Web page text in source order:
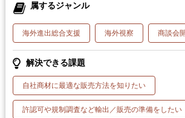
属するジャンル
海外進出総合支援 海外視察 商談会
解決できる課題
自社商材に最適な販売方法を知りたい
許認可や規制調査など輸出／販売の準備をしたい